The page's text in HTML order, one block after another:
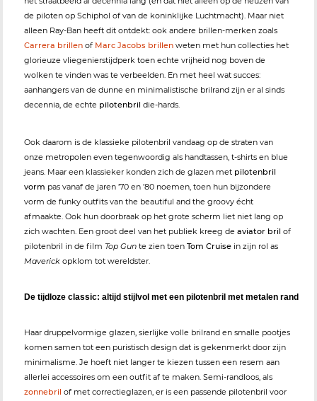
de piloten op Schiphol of van de koninklijke Luchtmacht). Maar niet
alleen Ray-Ban heeft dit ontdekt: ook andere brillen-merken zoals
Carrera brillen of Marc Jacobs brillen weten met hun collecties het
glorieuze vliegenierstijdperk toen echte vrijheid nog boven de
wolken te vinden was te verbeelden. En met heel wat succes:
aanhangers van de dunne en minimalistische brilrand zijn er al sinds
decennia, de echte pilotenbril die-hards.
Ook daarom is de klassieke pilotenbril vandaag op de straten van
onze metropolen even tegenwoordig als handtassen, t-shirts en blue
jeans. Maar een klassieker konden zich de glazen met pilotenbril
vorm pas vanaf de jaren ’70 en ’80 noemen, toen hun bijzondere
vorm de funky outfits van the beautiful and the groovy écht
afmaakte. Ook hun doorbraak op het grote scherm liet niet lang op
zich wachten. Een groot deel van het publiek kreeg de aviator bril of
pilotenbril in de film Top Gun te zien toen Tom Cruise in zijn rol as
Maverick opklom tot wereldster.
De tijdloze classic: altijd stijlvol met een pilotenbril met metalen rand
Haar druppelvormige glazen, sierlijke volle brilrand en smalle pootjes
komen samen tot een puristisch design dat is gekenmerkt door zijn
minimalisme. Je hoeft niet langer te kiezen tussen een resem aan
allerlei accessoires om een outfit af te maken. Semi-randloos, als
zonnebril of met correctieglazen, er is een passende pilotenbril voor